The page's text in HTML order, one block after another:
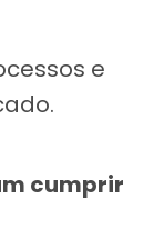
e
cumprir